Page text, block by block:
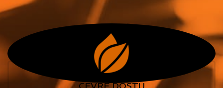
ÇEVRE DOSTU